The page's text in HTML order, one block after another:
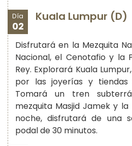
Día
02
Kuala Lumpur (D)
Disfrutará en la Mezquita
Nacional, el Cenotafio y la
Rey. Explorará Kuala
por las joyerías y tiendas
Tomará un tren
mezquita Masjid Jamek y la
noche, disfrutará de una
podal de 30 minutos.